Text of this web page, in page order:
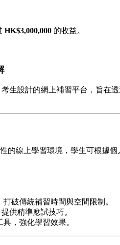
HK$3,000,000 的收益。
生設計的網上補習平台，旨在
的線上學習環境，學生可根據
破傳統補習時間與空間限制。
供精準應試技巧。
，強化學習效果。